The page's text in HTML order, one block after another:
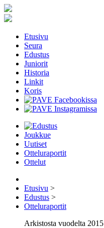
Etusivu
Seura
Edustus
Juniorit
Historia
Linkit
Koris
Joukkue
Uutiset
Otteluraportit
Ottelut
Etusivu >
Edustus >
Otteluraportit
Arkistosta vuodelta 2015